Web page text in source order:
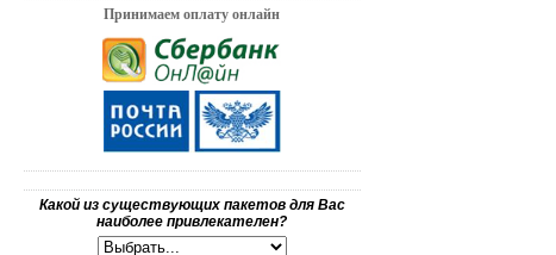
Принимаем оплату онлайн
Какой из существующих пакетов для Вас
наиболее привлекателен?